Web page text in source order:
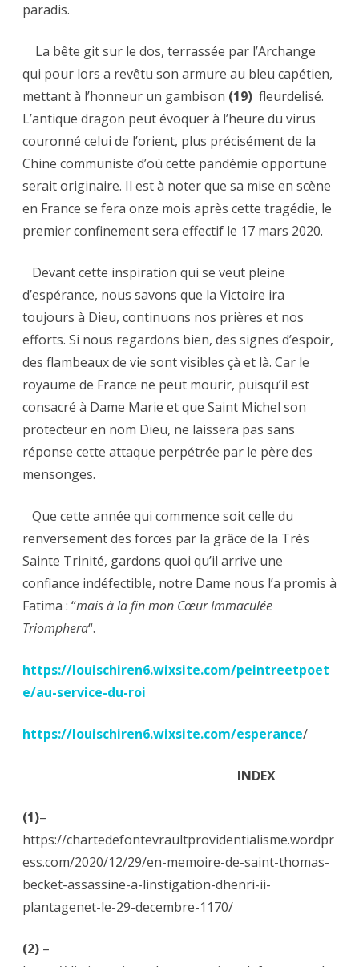
paradis.
La bête git sur le dos, terrassée par l’Archange
qui pour lors a revêtu son armure au bleu capétien,
mettant à l’honneur un gambison (19) fleurdelisé.
L’antique dragon peut évoquer à l’heure du virus
couronné celui de l’orient, plus précisément de la
Chine communiste d’où cette pandémie opportune
serait originaire. Il est à noter que sa mise en scène
en France se fera onze mois après cette tragédie, le
premier confinement sera effectif le 17 mars 2020.
Devant cette inspiration qui se veut pleine
d’espérance, nous savons que la Victoire ira
toujours à Dieu, continuons nos prières et nos
efforts. Si nous regardons bien, des signes d’espoir,
des flambeaux de vie sont visibles çà et là. Car le
royaume de France ne peut mourir, puisqu’il est
consacré à Dame Marie et que Saint Michel son
protecteur en nom Dieu, ne laissera pas sans
réponse cette attaque perpétrée par le père des
mensonges.
Que cette année qui commence soit celle du
renversement des forces par la grâce de la Très
Sainte Trinité, gardons quoi qu’il arrive une
confiance indéfectible, notre Dame nous l’a promis à
Fatima : “mais à la fin mon Cœur Immaculée
Triomphera“.
https://louischiren6.wixsite.com/peintreetpoet
e/au-service-du-roi
https://louischiren6.wixsite.com/esperance/
INDEX
(1)–
https://chartedefontevraultprovidentialisme.wordpr
ess.com/2020/12/29/en-memoire-de-saint-thomas-
becket-assassine-a-linstigation-dhenri-ii-
plantagenet-le-29-decembre-1170/
(2) –